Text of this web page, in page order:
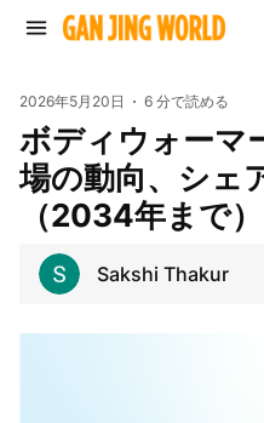
2026年5月20日 6 分で読める
ボディウォーマ
場の動向、シェ
（2034年まで）
Sakshi Thakur